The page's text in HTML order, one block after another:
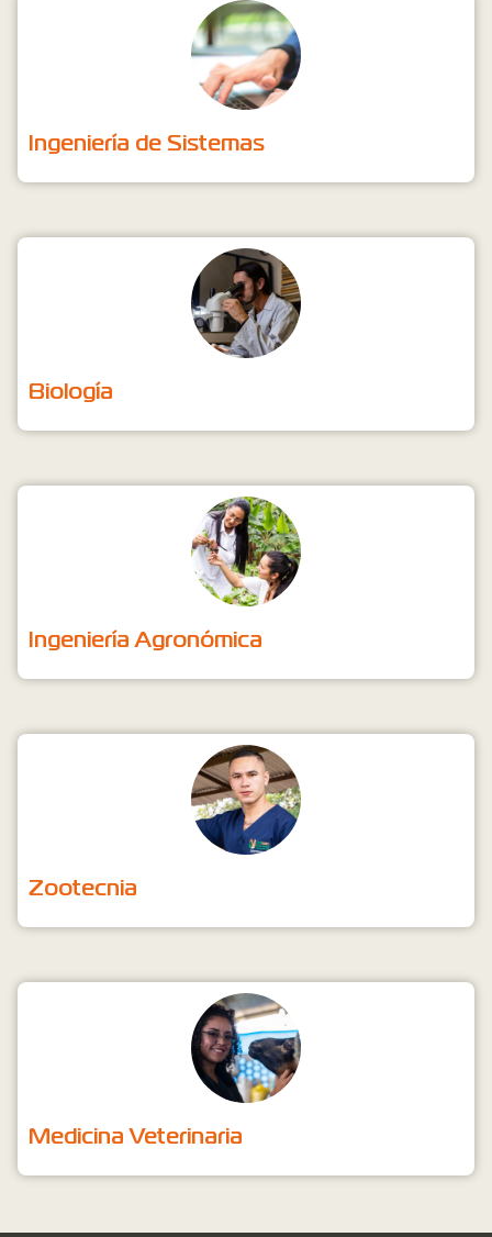
Ingeniería de Sistemas
Biología
Ingeniería Agronómica
Zootecnia
Medicina Veterinaria